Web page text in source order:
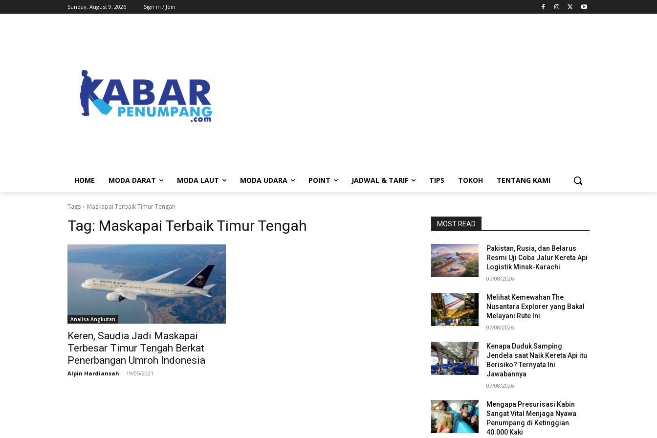
Sunday, August 9, 2026 Sign in / Join
HOME MODA DARAT MODA LAUT MODA UDARA POINT JADWAL & TARIF TIPS TOKOH TENTANG KAMI
Tags Maskapai Terbaik Timur Tengah
Tag: Maskapai Terbaik Timur Tengah
Analisa Angkutan
Keren, Saudia Jadi Maskapai
Terbesar Timur Tengah Berkat
Penerbangan Umroh Indonesia
Alpin Hardiansah - 19/05/2021
MOST READ
Pakistan, Rusia, dan Belarus
Resmi Uji Coba Jalur Kereta Api
Logistik Minsk-Karachi
07/08/2026
Melihat Kemewahan The
Nusantara Explorer yang Bakal
Melayani Rute Ini
07/08/2026
Kenapa Duduk Samping
Jendela saat Naik Kereta Api itu
Berisiko? Ternyata Ini
Jawabannya
07/08/2026
Mengapa Presurisasi Kabin
Sangat Vital Menjaga Nyawa
Penumpang di Ketinggian
40.000 Kaki